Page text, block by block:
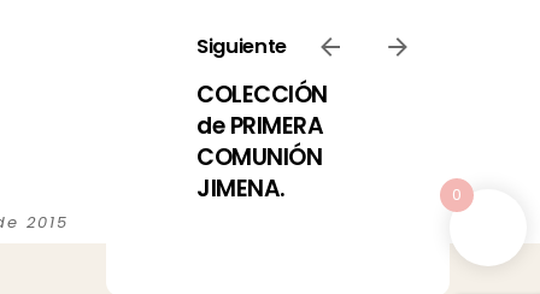
Siguiente
COLECCIÓN
de PRIMERA
COMUNIÓN
JIMENA.
2015
0